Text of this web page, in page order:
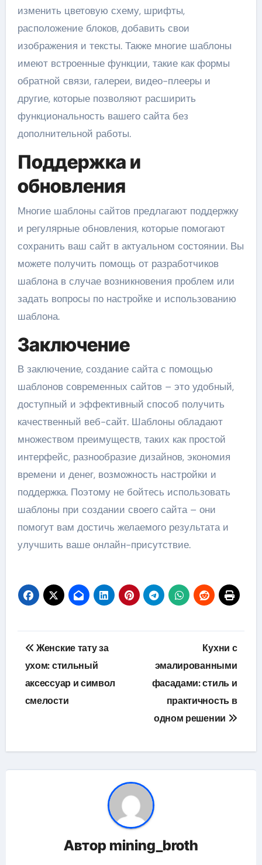
изменить цветовую схему, шрифты,
расположение блоков, добавить свои
изображения и тексты. Также многие шаблоны
имеют встроенные функции, такие как формы
обратной связи, галереи, видео-плееры и
другие, которые позволяют расширить
функциональность вашего сайта без
дополнительной работы.
Поддержка и
обновления
Многие шаблоны сайтов предлагают поддержку
и регулярные обновления, которые помогают
сохранить ваш сайт в актуальном состоянии. Вы
можете получить помощь от разработчиков
шаблона в случае возникновения проблем или
задать вопросы по настройке и использованию
шаблона.
Заключение
В заключение, создание сайта с помощью
шаблонов современных сайтов – это удобный,
доступный и эффективный способ получить
качественный веб-сайт. Шаблоны обладают
множеством преимуществ, таких как простой
интерфейс, разнообразие дизайнов, экономия
времени и денег, возможность настройки и
поддержка. Поэтому не бойтесь использовать
шаблоны при создании своего сайта – они
помогут вам достичь желаемого результата и
улучшить ваше онлайн-присутствие.
Навигация
по
записям
Женские тату за
ухом: стильный
аксессуар и символ
смелости
Кухни с
эмалированными
фасадами: стиль и
практичность в
одном решении
Автор mining_broth